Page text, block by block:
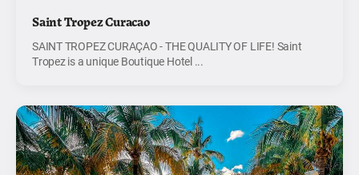
Saint Tropez Curacao
SAINT TROPEZ CURAÇAO - THE QUALITY OF LIFE! Saint
Tropez is a unique Boutique Hotel ...